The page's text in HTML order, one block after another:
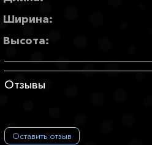
Ширина:
Высота:
Отзывы
Оставить отзыв